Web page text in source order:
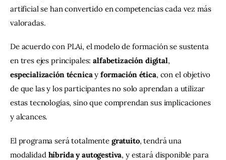
artificial se han convertido en competencias cada vez más
valoradas.
De acuerdo con PLAi, el modelo de formación se sustenta
en tres ejes principales: alfabetización digital,
especialización técnica y formación ética, con el objetivo
de que las y los participantes no solo aprendan a utilizar
estas tecnologías, sino que comprendan sus implicaciones
y alcances.
El programa será totalmente gratuito, tendrá una
modalidad híbrida y autogestiva, y estará disponible para